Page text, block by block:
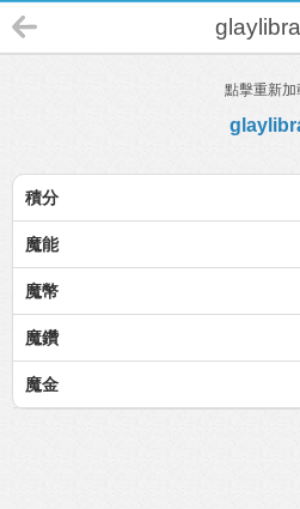
點擊重新加
積分
魔能
魔幣
魔鑽
魔金